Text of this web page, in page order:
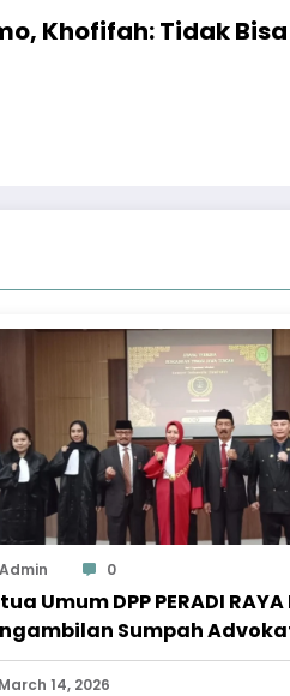
Khofifah: Tidak
Admin 0
Umum DPP PERADI
Sumpah
Tinggi Jawa
March 14, 2026